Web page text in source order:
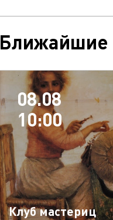
Ближайшие
08.08
10:00
Клуб мастериц